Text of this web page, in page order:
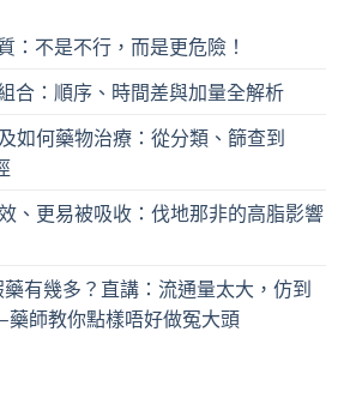
：不是不行，而是更危險！
合：順序、時間差與加量全解析
如何藥物治療：從分類、篩查到
、更易被吸收：伐地那非的高脂影響
有幾多？直講：流通量太大，仿到
師教你點樣唔好做冤大頭